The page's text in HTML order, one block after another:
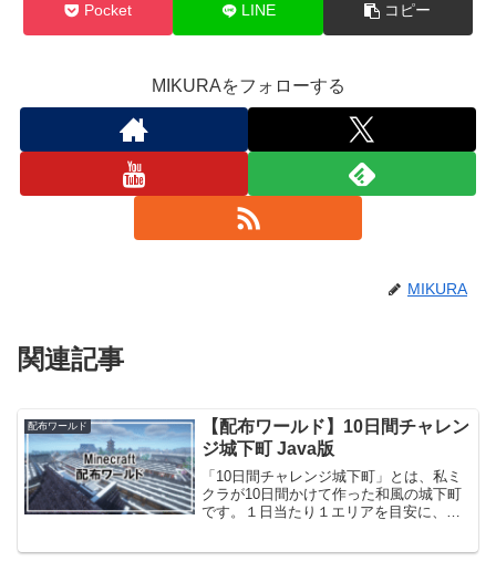
Pocket LINE コピー
MIKURAをフォローする
MIKURA
関連記事
配布ワールド
【配布ワールド】10日間チャレン
ジ城下町 Java版
「10日間チャレンジ城下町」とは、私ミ
クラが10日間かけて作った和風の城下町
です。１日当たり１エリアを目安に、決